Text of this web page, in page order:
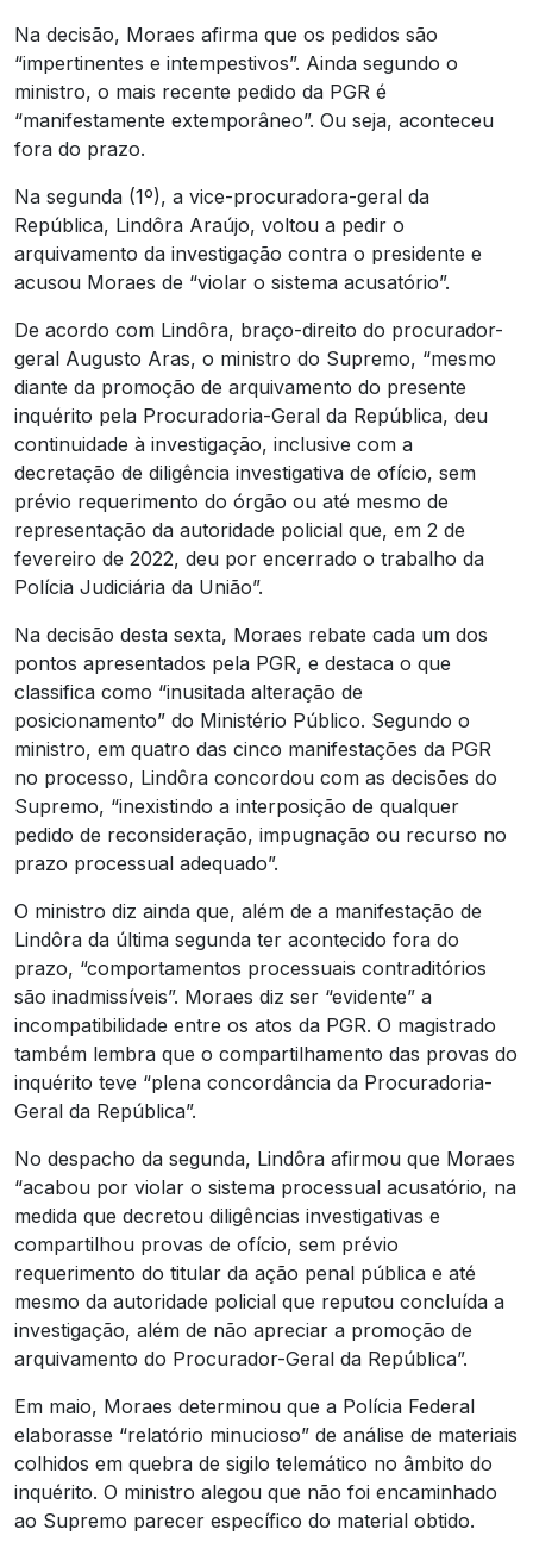
Na decisão, Moraes afirma que os pedidos são
“impertinentes e intempestivos”. Ainda segundo o
ministro, o mais recente pedido da PGR é
“manifestamente extemporâneo”. Ou seja, aconteceu
fora do prazo.
Na segunda (1º), a vice-procuradora-geral da
República, Lindôra Araújo, voltou a pedir o
arquivamento da investigação contra o presidente e
acusou Moraes de “violar o sistema acusatório”.
De acordo com Lindôra, braço-direito do procurador-
geral Augusto Aras, o ministro do Supremo, “mesmo
diante da promoção de arquivamento do presente
inquérito pela Procuradoria-Geral da República, deu
continuidade à investigação, inclusive com a
decretação de diligência investigativa de ofício, sem
prévio requerimento do órgão ou até mesmo de
representação da autoridade policial que, em 2 de
fevereiro de 2022, deu por encerrado o trabalho da
Polícia Judiciária da União”.
Na decisão desta sexta, Moraes rebate cada um dos
pontos apresentados pela PGR, e destaca o que
classifica como “inusitada alteração de
posicionamento” do Ministério Público. Segundo o
ministro, em quatro das cinco manifestações da PGR
no processo, Lindôra concordou com as decisões do
Supremo, “inexistindo a interposição de qualquer
pedido de reconsideração, impugnação ou recurso no
prazo processual adequado”.
O ministro diz ainda que, além de a manifestação de
Lindôra da última segunda ter acontecido fora do
prazo, “comportamentos processuais contraditórios
são inadmissíveis”. Moraes diz ser “evidente” a
incompatibilidade entre os atos da PGR. O magistrado
também lembra que o compartilhamento das provas do
inquérito teve “plena concordância da Procuradoria-
Geral da República”.
No despacho da segunda, Lindôra afirmou que Moraes
“acabou por violar o sistema processual acusatório, na
medida que decretou diligências investigativas e
compartilhou provas de ofício, sem prévio
requerimento do titular da ação penal pública e até
mesmo da autoridade policial que reputou concluída a
investigação, além de não apreciar a promoção de
arquivamento do Procurador-Geral da República”.
Em maio, Moraes determinou que a Polícia Federal
elaborasse “relatório minucioso” de análise de materiais
colhidos em quebra de sigilo telemático no âmbito do
inquérito. O ministro alegou que não foi encaminhado
ao Supremo parecer específico do material obtido.